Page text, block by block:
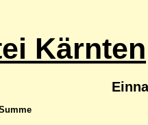
Kärnten